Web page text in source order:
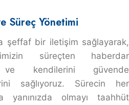
Süreç Yönetimi
şeffaf bir iletişim sağlayarak,
süreçten haberdar
ve kendilerini güvende
sağlıyoruz. Sürecin her
yanınızda olmayı taahhüt